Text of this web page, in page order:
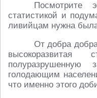
Посмотрите
статистикой и
ливийцам нужна
От добра
высокоразвитая
полуразрушенную
голодающим
что именно этого